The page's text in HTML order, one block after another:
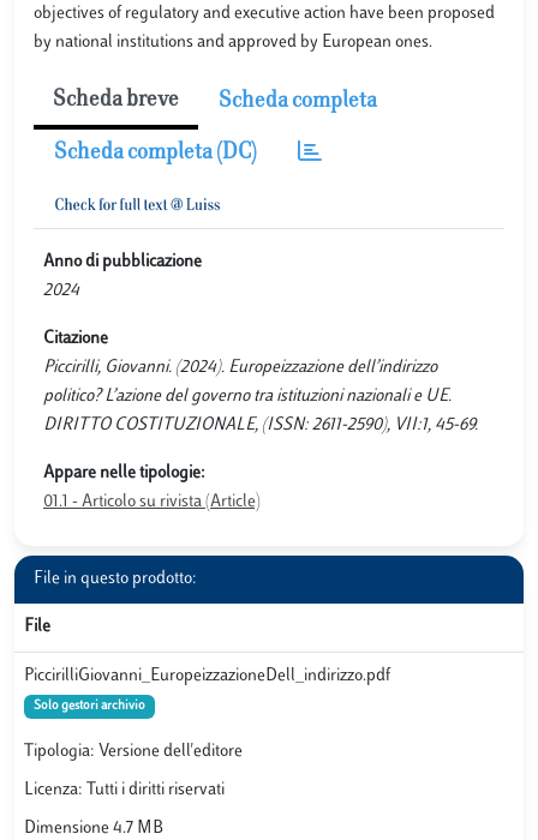
objectives of regulatory and executive action have been proposed
by national institutions and approved by European ones.
Scheda breve Scheda completa
Scheda completa (DC)
Anno di pubblicazione
2024
Citazione
Piccirilli, Giovanni. (2024). Europeizzazione dell’indirizzo
politico? L’azione del governo tra istituzioni nazionali e UE.
DIRITTO COSTITUZIONALE, (ISSN: 2611-2590), VII:1, 45-69.
Appare nelle tipologie:
01.1 - Articolo su rivista (Article)
File in questo prodotto:
File
PiccirilliGiovanni_EuropeizzazioneDell_indirizzo.pdf
Solo gestori archivio
Tipologia: Versione dell'editore
Licenza: Tutti i diritti riservati
Dimensione 4.7 MB